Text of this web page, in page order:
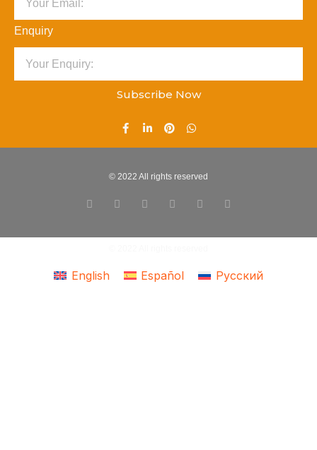
Enquiry
Subscribe Now
© 2022 All rights reserved
English Español Русский